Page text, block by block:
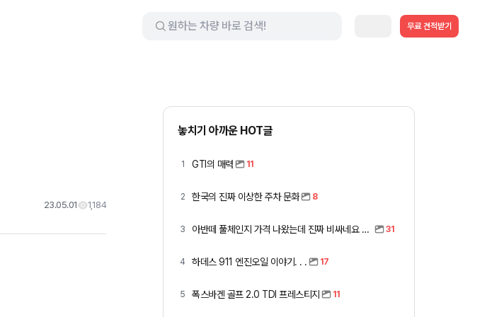
무료 견적받기
23.05.01 1,184
놓치기 아까운 HOT글
1 GTI의 매력 11
2 한국의 진짜 이상한 주차 문화 8
3 아반떼 풀체인지 가격 나왔는데 진짜 비싸네요 ㅎㅎ 31
4 하데스 911 엔진오일 이야기. . . 17
5 폭스바겐 골프 2.0 TDI 프레스티지 11